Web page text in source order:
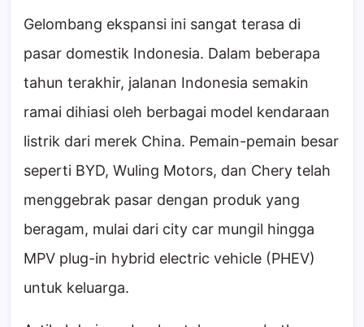
Gelombang ekspansi ini sangat terasa di
pasar domestik Indonesia. Dalam beberapa
tahun terakhir, jalanan Indonesia semakin
ramai dihiasi oleh berbagai model kendaraan
listrik dari merek China. Pemain-pemain besar
seperti BYD, Wuling Motors, dan Chery telah
menggebrak pasar dengan produk yang
beragam, mulai dari city car mungil hingga
MPV plug-in hybrid electric vehicle (PHEV)
untuk keluarga.